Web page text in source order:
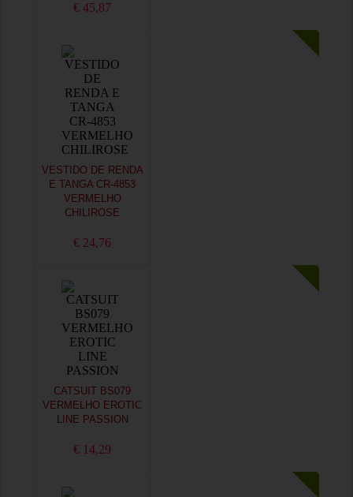
€ 45,87
VESTIDO DE RENDA
E TANGA CR-4853
VERMELHO
CHILIROSE
€ 24,76
CATSUIT BS079
VERMELHO EROTIC
LINE PASSION
€ 14,29